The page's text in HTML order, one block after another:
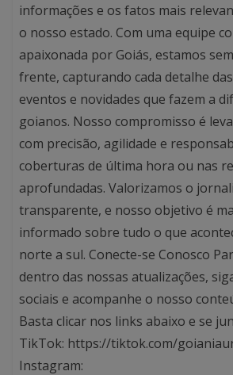
informações e os fatos mais
o nosso estado. Com uma equipe
apaixonada por Goiás, estamos
frente, capturando cada detalhe
eventos e novidades que fazem a
goianos. Nosso compromisso é
com precisão, agilidade e
coberturas de última hora ou nas
aprofundadas. Valorizamos o
transparente, e nosso objetivo é
informado sobre tudo o que
norte a sul. Conecte-se Conosco
dentro das nossas atualizações,
sociais e acompanhe o nosso
Basta clicar nos links abaixo e se
TikTok: https://tiktok.com/
Instagram: